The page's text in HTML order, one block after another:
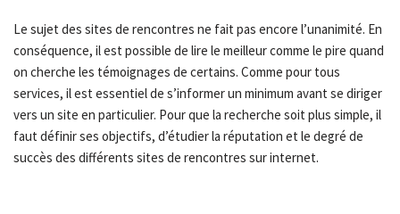
Le sujet des sites de rencontres ne fait pas encore l’unanimité. En
conséquence, il est possible de lire le meilleur comme le pire quand
on cherche les témoignages de certains. Comme pour tous
services, il est essentiel de s’informer un minimum avant se diriger
vers un site en particulier. Pour que la recherche soit plus simple, il
faut définir ses objectifs, d’étudier la réputation et le degré de
succès des différents sites de rencontres sur internet.